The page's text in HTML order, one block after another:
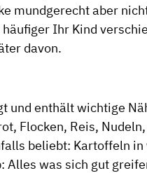
mundgerecht aber
Ihr Kind
davon.
und enthält wichtige
Flocken, Reis,
beliebt: Kartoffeln
Alles was sich gut